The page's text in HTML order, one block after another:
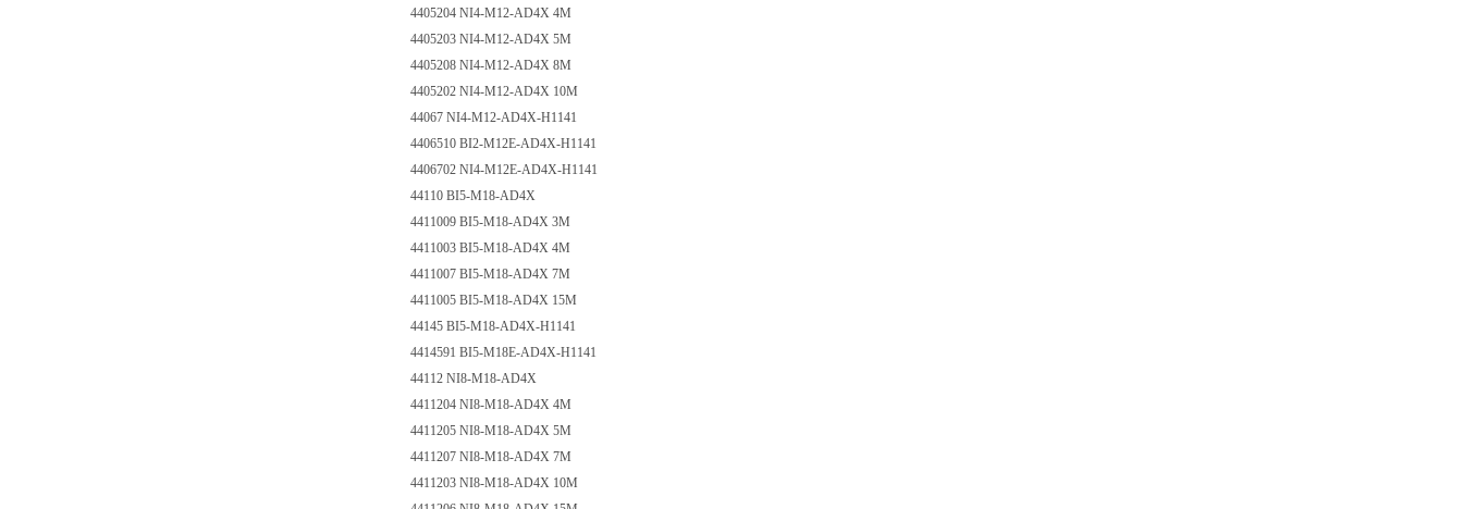
4405204 NI4-M12-AD4X 4M
4405203 NI4-M12-AD4X 5M
4405208 NI4-M12-AD4X 8M
4405202 NI4-M12-AD4X 10M
44067 NI4-M12-AD4X-H1141
4406510 BI2-M12E-AD4X-H1141
4406702 NI4-M12E-AD4X-H1141
44110 BI5-M18-AD4X
4411009 BI5-M18-AD4X 3M
4411003 BI5-M18-AD4X 4M
4411007 BI5-M18-AD4X 7M
4411005 BI5-M18-AD4X 15M
44145 BI5-M18-AD4X-H1141
4414591 BI5-M18E-AD4X-H1141
44112 NI8-M18-AD4X
4411204 NI8-M18-AD4X 4M
4411205 NI8-M18-AD4X 5M
4411207 NI8-M18-AD4X 7M
4411203 NI8-M18-AD4X 10M